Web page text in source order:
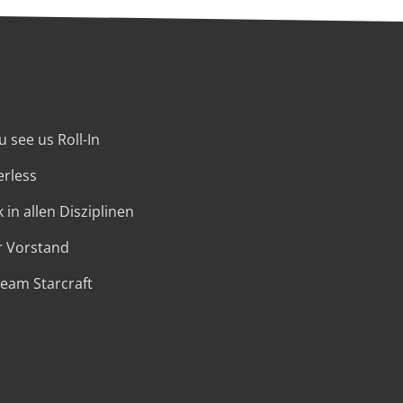
see us Roll-In
in allen Disziplinen
Vorstand
Starcraft